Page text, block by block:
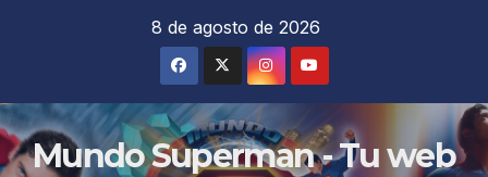
8 de agosto de 2026
Mundo Superman - Tu web